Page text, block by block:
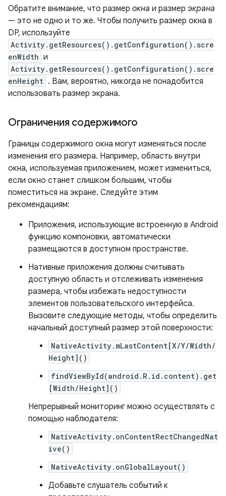
Обратите внимание, что размер окна и размер экрана
— это не одно и то же. Чтобы получить размер окна в
DP, используйте
Activity.getResources().getConfiguration().scre
enWidth и
Activity.getResources().getConfiguration().scre
enHeight . Вам, вероятно, никогда не понадобится
использовать размер экрана.
Ограничения содержимого
Границы содержимого окна могут изменяться после
изменения его размера. Например, область внутри
окна, используемая приложением, может измениться,
если окно станет слишком большим, чтобы
поместиться на экране. Следуйте этим
рекомендациям:
Приложения, использующие встроенную в Android
функцию компоновки, автоматически
размещаются в доступном пространстве.
Нативные приложения должны считывать
доступную область и отслеживать изменения
размера, чтобы избежать недоступности
элементов пользовательского интерфейса.
Вызовите следующие методы, чтобы определить
начальный доступный размер этой поверхности:
NativeActivity.mLastContent[X/Y/Width/
Height]()
findViewById(android.R.id.content).get
[Width/Height]()
Непрерывный мониторинг можно осуществлять с
помощью наблюдателя:
NativeActivity.onContentRectChangedNat
ive()
NativeActivity.onGlobalLayout()
Добавьте слушатель событий к